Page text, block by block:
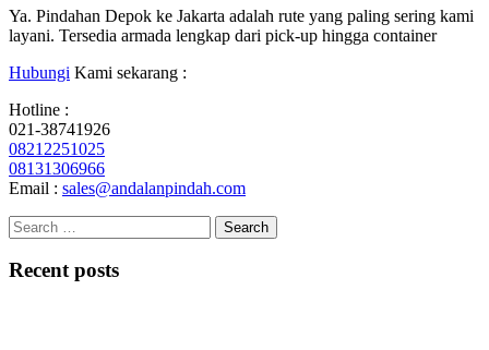
Ya. Pindahan Depok ke Jakarta adalah rute yang paling sering kami
layani. Tersedia armada lengkap dari pick-up hingga container
Hubungi Kami sekarang :
Hotline :
021-38741926
08212251025
08131306966
Email : sales@andalanpindah.com
Search
for:
Recent posts